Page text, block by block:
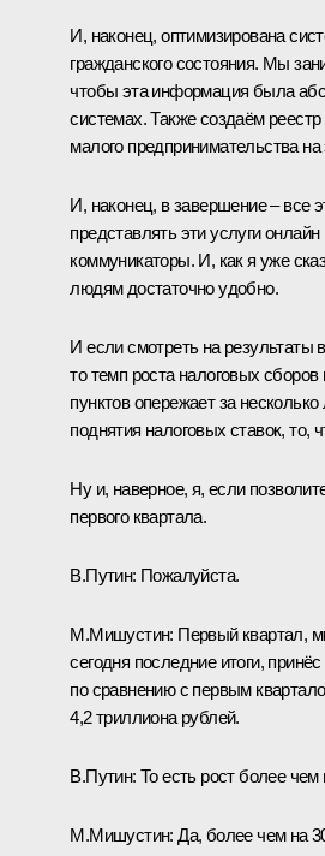
И, наконец, оптимизирована
гражданского состояния. Мы
чтобы эта информация была
системах. Также создаём реестр
малого предпринимательства на
И, наконец, в завершение – все
представлять эти услуги
коммуникаторы. И, как я уже
людям достаточно удобно.
И если смотреть на результаты
то темп роста налоговых
пунктов опережает за
поднятия налоговых ставок, то,
Ну и, наверное, я, если
первого квартала.
В.Путин: Пожалуйста.
М.Мишустин: Первый квартал,
сегодня последние итоги,
по сравнению с первым
4,2 триллиона рублей.
В.Путин: То есть рост более чем
М.Мишустин:Да, более чем на